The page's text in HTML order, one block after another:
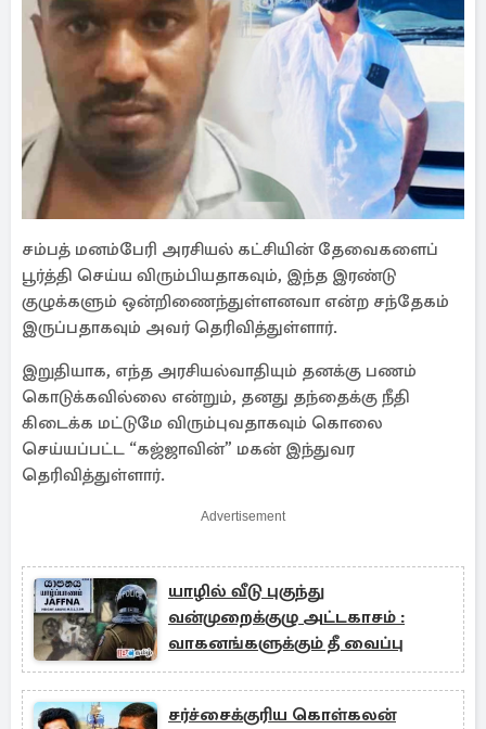
சம்பத் மனம்பேரி அரசியல் கட்சியின் தேவைகளைப்
பூர்த்தி செய்ய விரும்பியதாகவும், இந்த இரண்டு
குழுக்களும் ஒன்றிணைந்துள்ளனவா என்ற சந்தேகம்
இருப்பதாகவும் அவர் தெரிவித்துள்ளார்.
இறுதியாக, எந்த அரசியல்வாதியும் தனக்கு பணம்
கொடுக்கவில்லை என்றும், தனது தந்தைக்கு நீதி
கிடைக்க மட்டுமே விரும்புவதாகவும் கொலை
செய்யப்பட்ட “கஜ்ஜாவின்” மகன் இந்துவர
தெரிவித்துள்ளார்.
Advertisement
யாழில் வீடு புகுந்து
வன்முறைக்குழு அட்டகாசம் :
வாகனங்களுக்கும் தீ வைப்பு
சர்ச்சைக்குரிய கொள்கலன்